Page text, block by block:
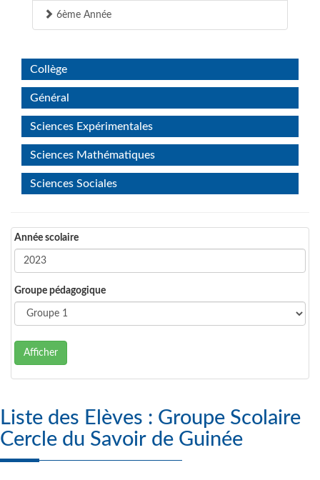
6ème Année
Collège
Général
Sciences Expérimentales
Sciences Mathématiques
Sciences Sociales
Année scolaire
Groupe pédagogique
Afficher
Liste des Elèves : Groupe Scolaire
Cercle du Savoir de Guinée